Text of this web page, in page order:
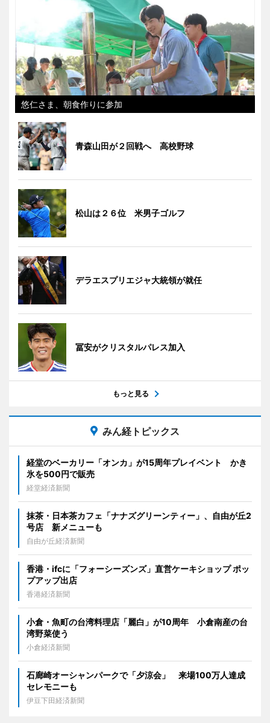
悠仁さま、朝食作りに参加
青森山田が２回戦へ 高校野球
松山は２６位 米男子ゴルフ
デラエスプリエジャ大統領が就任
冨安がクリスタルパレス加入
もっと見る
みん経トピックス
経堂のベーカリー「オンカ」が15周年プレイベント かき
氷を500円で販売
経堂経済新聞
抹茶・日本茶カフェ「ナナズグリーンティー」、自由が丘2
号店 新メニューも
自由が丘経済新聞
香港・ifcに「フォーシーズンズ」直営ケーキショップ ポッ
プアップ出店
香港経済新聞
小倉・魚町の台湾料理店「麗白」が10周年 小倉南産の台
湾野菜使う
小倉経済新聞
石廊崎オーシャンパークで「夕涼会」 来場100万人達成
セレモニーも
伊豆下田経済新聞